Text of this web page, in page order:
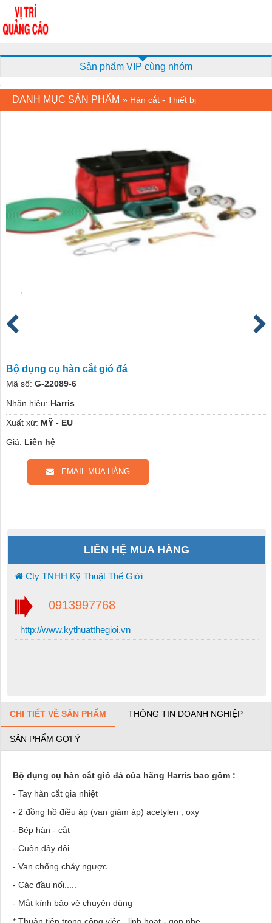
Sản phẩm VIP cùng nhóm
DANH MỤC SẢN PHẨM » Hàn cắt - Thiết bị
Bộ dụng cụ hàn cắt gió đá
Mã số: G-22089-6
Nhãn hiệu: Harris
Xuất xứ: MỸ - EU
Giá: Liên hệ
EMAIL MUA HÀNG
LIÊN HỆ MUA HÀNG
Cty TNHH Kỹ Thuật Thế Giới
0913997768
http://www.kythuatthegioi.vn
CHI TIẾT VỀ SẢN PHẨM THÔNG TIN DOANH NGHIỆP
SẢN PHẨM GỢI Ý
Bộ dụng cụ hàn cắt gió đá của hãng Harris bao gồm :
- Tay hàn cắt gia nhiệt
- 2 đồng hồ điều áp (van giảm áp) acetylen , oxy
- Bép hàn - cắt
- Cuộn dây đôi
- Van chống cháy ngược
- Các đầu nối.....
- Mắt kính bảo vệ chuyên dùng